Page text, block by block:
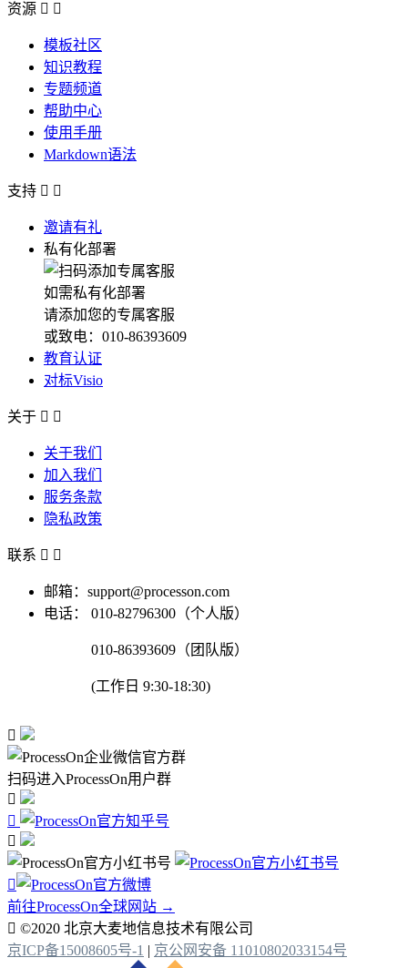
资源  
模板社区
知识教程
专题频道
帮助中心
使用手册
Markdown语法
支持  
邀请有礼
私有化部署
如需私有化部署
请添加您的专属客服
或致电：010-86393609
教育认证
对标Visio
关于  
关于我们
加入我们
服务条款
隐私政策
联系  
邮箱：support@processon.com
电话：
010-82796300（个人版）
010-86393609（团队版）
(工作日 9:30-18:30)

扫码进入ProcessOn用户群




前往ProcessOn全球网站 →
 ©2020 北京大麦地信息技术有限公司
京ICP备15008605号-1 | 京公网安备 11010802033154号